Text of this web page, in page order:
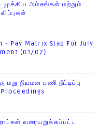
முக்கிய அம்சங்கள் மற்றும்
- Pay Matrix Slap For July
(01/07)
மறு நியமன பணி நீட்டிப்பு
Proceedings
வரையறுக்கப்பட்ட